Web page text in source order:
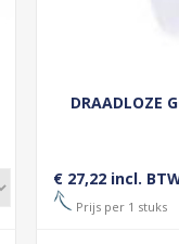
DRAADLOZE
€ 27,22 incl.
Prijs per 1 stuks